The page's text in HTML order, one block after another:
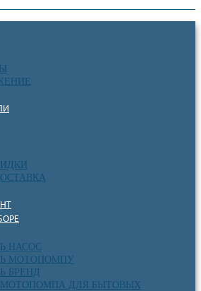
НАСОС
МОТОПОМПУ
БРЕНД
ДЛЯ БЫТОВЫХ